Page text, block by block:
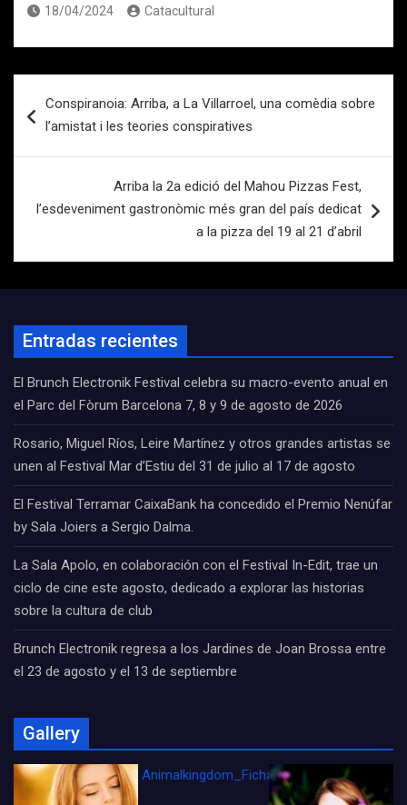
18/04/2024 Catacultural
de
Conspiranoia: Arriba, a La Villarroel, una comèdia sobre
l’amistat i les teories conspiratives
Arriba la 2a edició del Mahou Pizzas Fest,
l’esdeveniment gastronòmic més gran del país dedicat
a la pizza del 19 al 21 d’abril
Entradas recientes
El Brunch Electronik Festival celebra su macro-evento anual en
el Parc del Fòrum Barcelona 7, 8 y 9 de agosto de 2026
Rosario, Miguel Ríos, Leire Martínez y otros grandes artistas se
unen al Festival Mar d’Estiu del 31 de julio al 17 de agosto
El Festival Terramar CaixaBank ha concedido el Premio Nenúfar
by Sala Joiers a Sergio Dalma.
La Sala Apolo, en colaboración con el Festival In-Edit, trae un
ciclo de cine este agosto, dedicado a explorar las historias
sobre la cultura de club
Brunch Electronik regresa a los Jardines de Joan Brossa entre
el 23 de agosto y el 13 de septiembre
Gallery
Animalkingdom_FichaCine